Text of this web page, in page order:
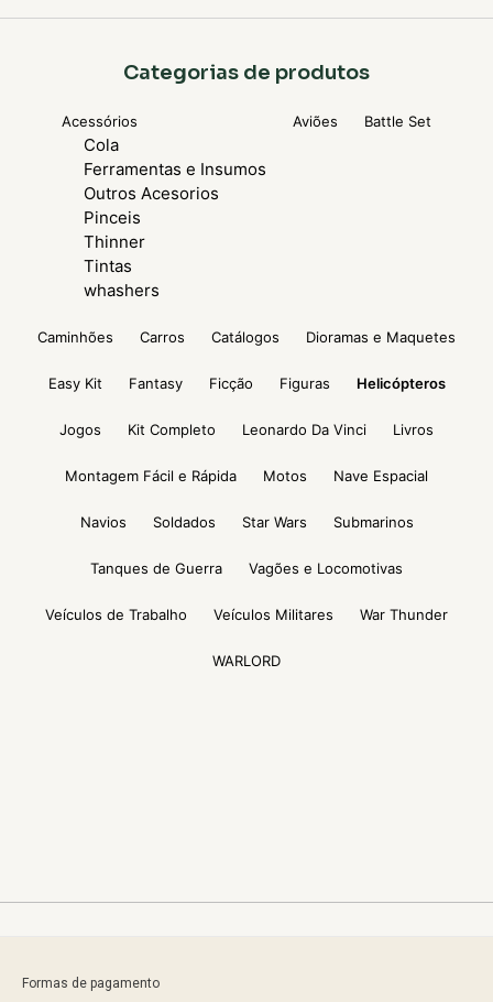
Categorias de produtos
Acessórios
Cola
Ferramentas e Insumos
Outros Acesorios
Pinceis
Thinner
Tintas
whashers
Aviões Battle Set
Caminhões Carros Catálogos Dioramas e Maquetes
Easy Kit Fantasy Ficção Figuras Helicópteros
Jogos Kit Completo Leonardo Da Vinci Livros
Montagem Fácil e Rápida Motos Nave Espacial
Navios Soldados Star Wars Submarinos
Tanques de Guerra Vagões e Locomotivas
Veículos de Trabalho Veículos Militares War Thunder
WARLORD
Formas de pagamento